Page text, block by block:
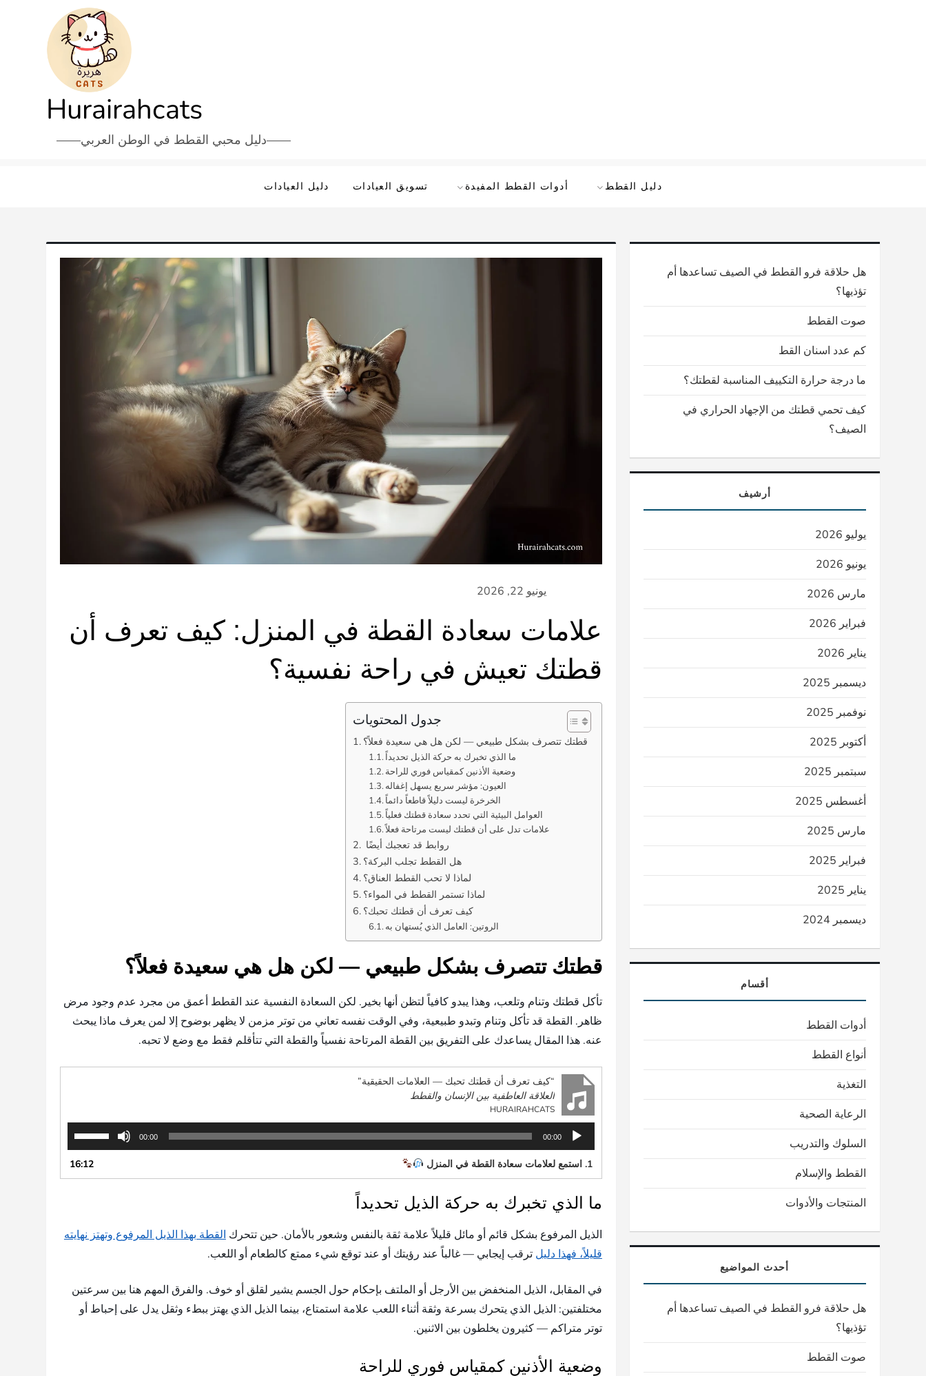
Hurairahcats
دليل محبي القطط في الوطن العربي
دليل القطط أدوات القطط المفيدة تسويق العيادات دليل العيادات
علامات سعادة القطة في المنزل: كيف تعرف أن
قطتك تعيش في راحة نفسية؟
جدول المحتويات
قطتك تتصرف بشكل طبيعي — لكن هل هي سعيدة فعلاً؟
ما الذي تخبرك به حركة الذيل تحديداً
وضعية الأذنين كمقياس فوري للراحة
العيون: مؤشر سريع يسهل إغفاله
الخرخرة ليست دليلاً قاطعاً دائماً
العوامل البيئية التي تحدد سعادة قطتك فعلياً
علامات تدل على أن قطتك ليست مرتاحة فعلاً
روابط قد تعجبك أيضًا
هل القطط تجلب البركة؟
لماذا لا تحب القطط العناق؟
لماذا تستمر القطط في المواء؟
كيف تعرف أن قطتك تحبك؟
الروتين: العامل الذي يُستهان به
قطتك تتصرف بشكل طبيعي — لكن هل هي سعيدة فعلاً؟
تأكل قطتك وتنام وتلعب، وهذا يبدو كافياً لتظن أنها بخير. لكن السعادة النفسية عند القطط أعمق من مجرد عدم وجود مرض
ظاهر. القطة قد تأكل وتنام وتبدو طبيعية، وفي الوقت نفسه تعاني من توتر مزمن لا يظهر بوضوح إلا لمن يعرف ماذا يبحث
عنه. هذا المقال يساعدك على التفريق بين القطة المرتاحة نفسياً والقطة التي تتأقلم فقط مع وضع لا تحبه.
“كيف تعرف أن قطتك تحبك — العلامات الحقيقية”
العلاقة العاطفية بين الإنسان والقطط
HURAIRAHCATS
مشغل
الصوت
00:00
00:00
خفض
1. استمع لعلامات سعادة القطة في المنزل 16:12
ما الذي تخبرك به حركة الذيل تحديداً
الذيل المرفوع بشكل قائم أو مائل قليلاً علامة ثقة بالنفس وشعور بالأمان. حين تتحرك القطة بهذا الذيل المرفوع وتهتز نهايته
قليلاً، فهذا دليل ترقب إيجابي — غالباً عند رؤيتك أو عند توقع شيء ممتع كالطعام أو اللعب.
في المقابل، الذيل المنخفض بين الأرجل أو الملتف بإحكام حول الجسم يشير لقلق أو خوف. والفرق المهم هنا بين سرعتين
مختلفتين: الذيل الذي يتحرك بسرعة وثقة أثناء اللعب علامة استمتاع، بينما الذيل الذي يهتز ببطء وثقل يدل على إحباط أو
توتر متراكم — كثيرون يخلطون بين الاثنين.
وضعية الأذنين كمقياس فوري للراحة
هل حلاقة فرو القطط في الصيف تساعدها أم
تؤذيها؟
صوت القطط
كم عدد اسنان القط
ما درجة حرارة التكييف المناسبة لقطتك؟
كيف تحمي قطتك من الإجهاد الحراري في
الصيف؟
أرشيف
يوليو 2026
يونيو 2026
مارس 2026
فبراير 2026
يناير 2026
ديسمبر 2025
نوفمبر 2025
أكتوبر 2025
سبتمبر 2025
أغسطس 2025
مارس 2025
فبراير 2025
يناير 2025
ديسمبر 2024
أقسام
أدوات القطط
أنواع القطط
التغذية
الرعاية الصحية
السلوك والتدريب
القطط والإسلام
المنتجات والأدوات
أحدث المواضيع
هل حلاقة فرو القطط في الصيف تساعدها أم
تؤذيها؟
صوت القطط